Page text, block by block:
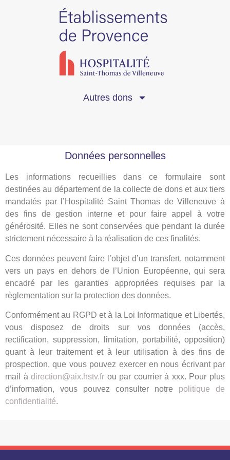
Autres dons
Données personnelles
Les informations recueillies dans ce formulaire sont
destinées au département de la collecte de dons et aux tiers
mandatés par l’Hospitalité Saint Thomas de Villeneuve à
des fins de gestion interne et pour faire appel à votre
générosité. Elles ne sont conservées que pendant la durée
strictement nécessaire à la réalisation de ces finalités.
Ces données peuvent faire l’objet d’un transfert, notamment
vers un pays en dehors de l’Union Européenne, qui sera
encadré par les garanties appropriées requises par la
règlementation sur la protection des données.
Conformément au RGPD et à la Loi Informatique et Libertés,
vous disposez de droits sur vos données (accès,
rectification, suppression, limitation, portabilité, opposition)
quant à leur traitement et à leur utilisation à des fins de
prospection, que vous pouvez exercer en nous écrivant par
mail àdirection@aix.hstv.fr ou par courrier à xxx. Pour plus
d’information, vous pouvez consulter notre politique de
confidentialité.